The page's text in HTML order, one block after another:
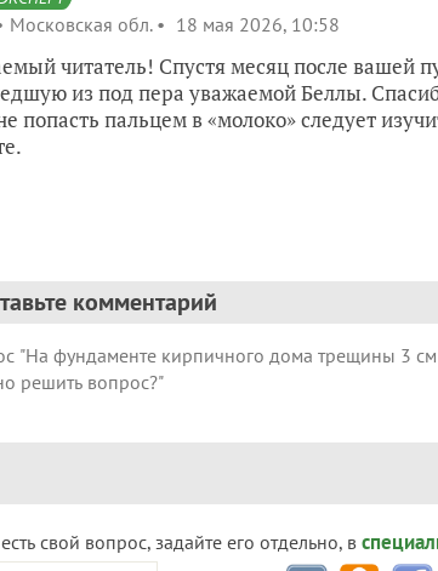
Московская обл. 18 мая 2026, 10:58
читатель! Спустя месяц после вашей
из под пера уважаемой Беллы.
попасть пальцем в «молоко» следует
комментарий
свой вопрос, задайте его отдельно, в